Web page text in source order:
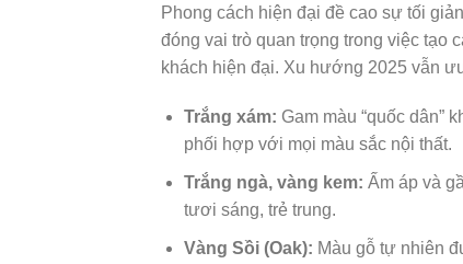
Phong cách hiện đại đề cao sự tối
đóng vai trò quan trọng trong việc tạo
khách hiện đại. Xu hướng 2025 vẫn
Trắng xám: Gam màu “quốc dân”
phối hợp với mọi màu sắc nội thất.
Trắng ngà, vàng kem: Ấm áp và
tươi sáng, trẻ trung.
Vàng Sồi (Oak): Màu gỗ tự nhiên